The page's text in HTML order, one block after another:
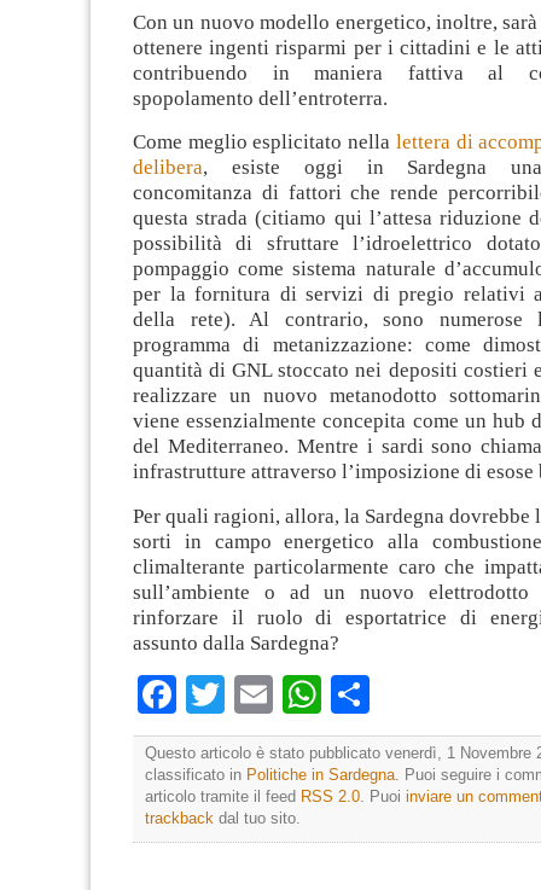
Con un nuovo modello energetico, inoltre,
ottenere ingenti risparmi per i cittadini e le
contribuendo in maniera fattiva al
spopolamento dell’entroterra.
Come meglio esplicitato nella lettera di
delibera, esiste oggi in Sardegna una
concomitanza di fattori che rende
questa strada (citiamo qui l’attesa riduzione
possibilità di sfruttare l’idroelettrico
pompaggio come sistema naturale
per la fornitura di servizi di pregio relativi
della rete). Al contrario, sono
programma di metanizzazione: come
quantità di GNL stoccato nei depositi costieri
realizzare un nuovo metanodotto
viene essenzialmente concepita come un hub
del Mediterraneo. Mentre i sardi sono
infrastrutture attraverso l’imposizione di esose
Per quali ragioni, allora, la Sardegna dovrebbe
sorti in campo energetico alla
climalterante particolarmente caro che
sull’ambiente o ad un nuovo
rinforzare il ruolo di esportatrice di
assunto dalla Sardegna?
Facebook
TwitterEmailWhatsApp
Questo articolo è stato pubblicato venerdì, 1 Novembre
classificato in Politiche in Sardegna . Puoi seguire i
articolo tramite il feed RSS 2.0 . Puoi inviare un
trackback dal tuo sito.